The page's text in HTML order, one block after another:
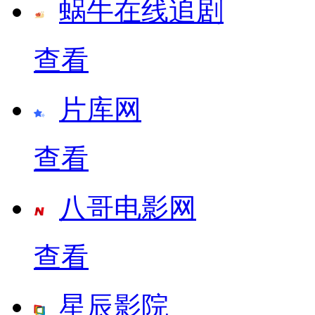
蜗牛在线追剧
查看
片库网
查看
八哥电影网
查看
星辰影院